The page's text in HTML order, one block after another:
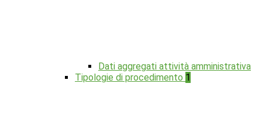
Dati aggregati attività amministrativa
Tipologie di procedimento 1